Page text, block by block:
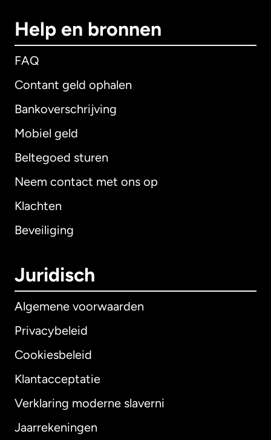
Help en bronnen
FAQ
Contant geld ophalen
Bankoverschrijving
Mobiel geld
Beltegoed sturen
Neem contact met ons op
Klachten
Beveiliging
Juridisch
Algemene voorwaarden
Privacybeleid
Cookiesbeleid
Klantacceptatie
Verklaring moderne slaverni
Jaarrekeningen
Internationaal English